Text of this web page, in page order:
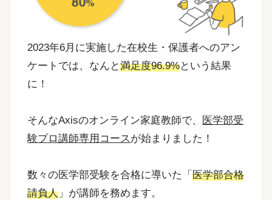
2023年6月に実施した在校生・保護者へのアン
ケートでは、なんと満足度96.9%という結果
に！
そんなAxisのオンライン家庭教師で、 医学部受
験プロ講師専用コースが始まりました！
数々の医学部受験を合格に導いた「医学部合格
請負人 」が講師を務めます。